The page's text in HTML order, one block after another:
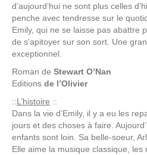
d’aujourd’hui ne sont plus celles
penche avec tendresse sur le
Emily, qui ne se laisse pas abattre
de s’apitoyer sur son sort. Une
exceptionnel.
Roman de Stewart O’Nan
Editions de l’Olivier
::L’histoire ::
Dans la vie d’Emily, il y a eu les
jours et des choses à faire.
enfants sont loin. Sa belle-soeur,
Elle aime la musique classique,